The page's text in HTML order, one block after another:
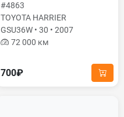
#4863
TOYOTA HARRIER
GSU36W • 30 • 2007
72 000 км
700₽